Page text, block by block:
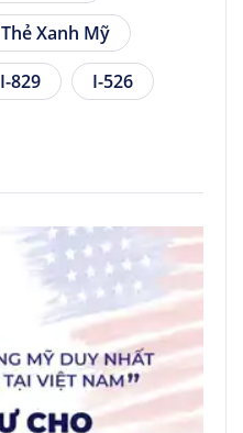
Thẻ Xanh Mỹ
I-829
I-526